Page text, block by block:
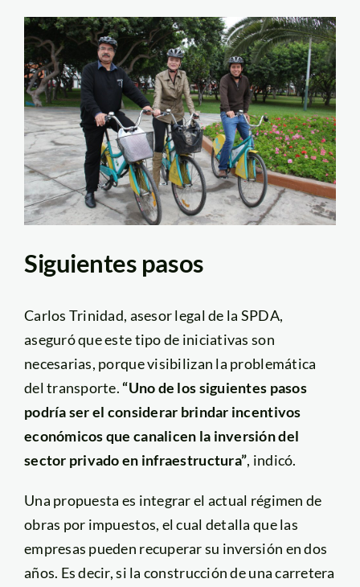
Siguientes pasos
Carlos Trinidad, asesor legal de la SPDA,
aseguró que este tipo de iniciativas son
necesarias, porque visibilizan la problemática
del transporte. “Uno de los siguientes pasos
podría ser el considerar brindar incentivos
económicos que canalicen la inversión del
sector privado en infraestructura”, indicó.
Una propuesta es integrar el actual régimen de
obras por impuestos, el cual detalla que las
empresas pueden recuperar su inversión en dos
años. Es decir, si la construcción de una carretera